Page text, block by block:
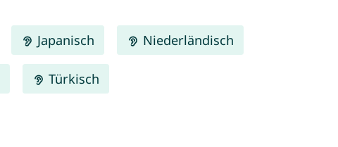
Japanisch Niederländisch
Türkisch